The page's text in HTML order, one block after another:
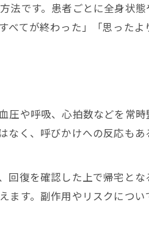
法です。患者ごとに全身状態
べてが終わった」「思ったよ
圧や呼吸、心拍数などを常時
なく、呼びかけへの反応もあ
回復を確認した上で帰宅とな
ます。副作用やリスクについ